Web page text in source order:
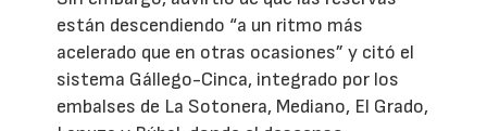
están descendiendo “a un ritmo más
acelerado que en otras ocasiones” y citó el
sistema Gállego-Cinca, integrado por los
embalses de La Sotonera, Mediano, El Grado,